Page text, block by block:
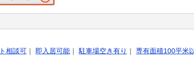
相談可 ｜ 即入居可能 ｜ 駐車場空き有り ｜ 専有面積100平米